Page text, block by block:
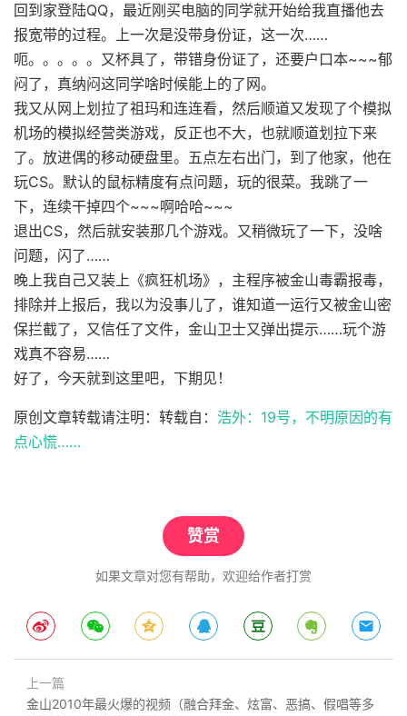
回到家登陆QQ，最近刚买电脑的同学就开始给我直播他去
报宽带的过程。上一次是没带身份证，这一次……
呃。。。。。又杯具了，带错身份证了，还要户口本~~~郁
闷了，真纳闷这同学啥时候能上的了网。
我又从网上划拉了祖玛和连连看，然后顺道又发现了个模拟
机场的模拟经营类游戏，反正也不大，也就顺道划拉下来
了。放进偶的移动硬盘里。五点左右出门，到了他家，他在
玩CS。默认的鼠标精度有点问题，玩的很菜。我跳了一
下，连续干掉四个~~~啊哈哈~~~
退出CS，然后就安装那几个游戏。又稍微玩了一下，没啥
问题，闪了……
晚上我自己又装上《疯狂机场》，主程序被金山毒霸报毒，
排除并上报后，我以为没事儿了，谁知道一运行又被金山密
保拦截了，又信任了文件，金山卫士又弹出提示……玩个游
戏真不容易……
好了，今天就到这里吧，下期见！
原创文章转载请注明：转载自： 浩外：19号，不明原因的有
点心慌……
赞赏
如果文章对您有帮助，欢迎给作者打赏
上一篇
金山2010年最火爆的视频（融合拜金、炫富、恶搞、假唱等多